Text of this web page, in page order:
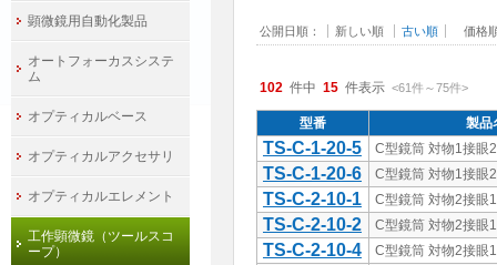
公開日順： 新しい順 古い順 価格
102 件中 15 件表示 <61件～75件>
型番 製品
TS-C-1-20-5 C型鏡筒 対物1接眼
TS-C-1-20-6 C型鏡筒 対物1接眼
TS-C-2-10-1 C型鏡筒 対物2接眼
TS-C-2-10-2 C型鏡筒 対物2接眼
TS-C-2-10-4 C型鏡筒 対物2接眼
顕微鏡用自動化製品
オートフォーカスシステ
ム
オプティカルベース
オプティカルアクセサリ
オプティカルエレメント
工作顕微鏡（ツールスコ
ープ）